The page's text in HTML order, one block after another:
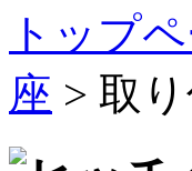
トップ
座 > 取